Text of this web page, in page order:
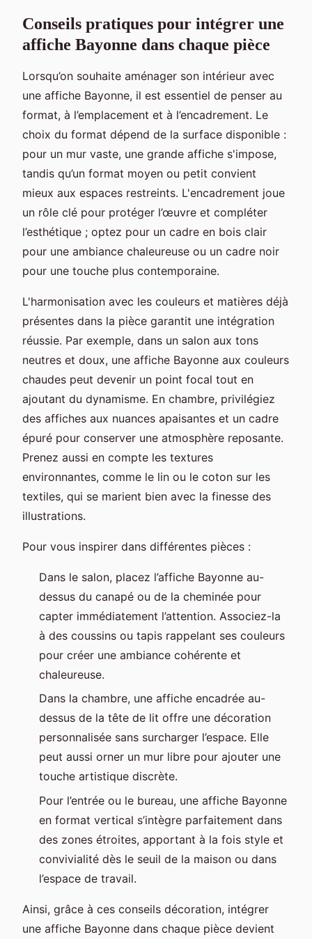
Conseils pratiques pour intégrer une
affiche Bayonne dans chaque pièce
Lorsqu’on souhaite aménager son intérieur avec
une affiche Bayonne, il est essentiel de penser au
format, à l’emplacement et à l’encadrement. Le
choix du format dépend de la surface disponible :
pour un mur vaste, une grande affiche s'impose,
tandis qu’un format moyen ou petit convient
mieux aux espaces restreints. L'encadrement joue
un rôle clé pour protéger l’œuvre et compléter
l’esthétique ; optez pour un cadre en bois clair
pour une ambiance chaleureuse ou un cadre noir
pour une touche plus contemporaine.
L'harmonisation avec les couleurs et matières déjà
présentes dans la pièce garantit une intégration
réussie. Par exemple, dans un salon aux tons
neutres et doux, une affiche Bayonne aux couleurs
chaudes peut devenir un point focal tout en
ajoutant du dynamisme. En chambre, privilégiez
des affiches aux nuances apaisantes et un cadre
épuré pour conserver une atmosphère reposante.
Prenez aussi en compte les textures
environnantes, comme le lin ou le coton sur les
textiles, qui se marient bien avec la finesse des
illustrations.
Pour vous inspirer dans différentes pièces :
Dans le salon, placez l’affiche Bayonne au-
dessus du canapé ou de la cheminée pour
capter immédiatement l’attention. Associez-la
à des coussins ou tapis rappelant ses couleurs
pour créer une ambiance cohérente et
chaleureuse.
Dans la chambre, une affiche encadrée au-
dessus de la tête de lit offre une décoration
personnalisée sans surcharger l’espace. Elle
peut aussi orner un mur libre pour ajouter une
touche artistique discrète.
Pour l’entrée ou le bureau, une affiche Bayonne
en format vertical s’intègre parfaitement dans
des zones étroites, apportant à la fois style et
convivialité dès le seuil de la maison ou dans
l’espace de travail.
Ainsi, grâce à ces conseils décoration, intégrer
une affiche Bayonne dans chaque pièce devient